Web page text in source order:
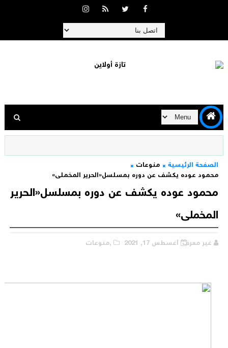
الصفحة الرئيسية
منوعات
محمود عوده يكشف عن دوره بمسلسل«الحرير المخملى»
محمود عوده يكشف عن دوره بمسلسل«الحرير
المخملى»
غير معرف أغسطس 17, 2021 ,منوعات